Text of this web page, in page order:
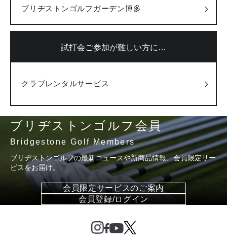
ブリヂストンゴルフガーデン博多
試打会ご参加が難しい方に…
クラブレンタルサービス
ブリヂストンゴルフ会員
Bridgestone Golf Members
ブリヂストンゴルフの最新ニュースや新商品情報、会員限定サー
ビスをお届け。
会員限定サービスのご案内
会員登録/ログイン